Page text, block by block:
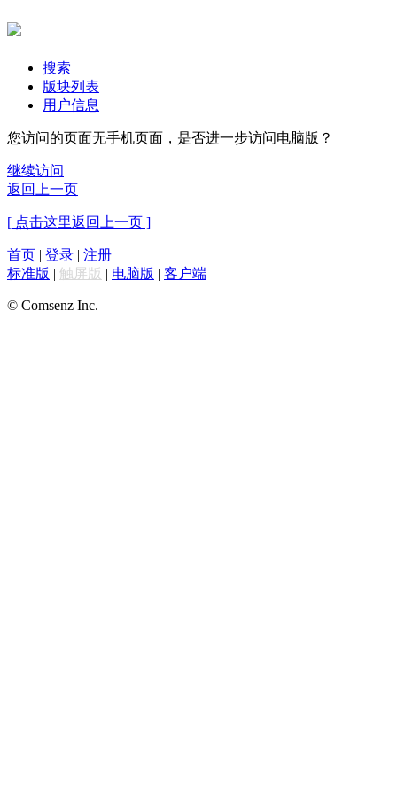
搜索
版块列表
用户信息
您访问的页面无手机页面，是否进一步访问电脑版？
继续访问
返回上一页
[ 点击这里返回上一页 ]
首页 | 登录 | 注册
标准版 | 触屏版 | 电脑版 | 客户端
© Comsenz Inc.